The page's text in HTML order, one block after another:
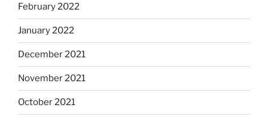
February 2022
January 2022
December 2021
November 2021
October 2021